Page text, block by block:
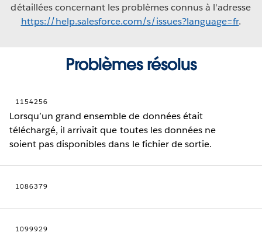
détaillées concernant les problèmes connus à l'adresse
https://help.salesforce.com/s/issues?language=fr.
Problèmes résolus
1154256
Lorsqu’un grand ensemble de données était
téléchargé, il arrivait que toutes les données ne
soient pas disponibles dans le fichier de sortie.
1086379
1099929